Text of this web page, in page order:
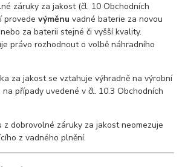
záruky za jakost (čl. 10 Obchodních
provedevýměnu vadné baterie za novou
za baterii stejné či vyšší kvality.
právo rozhodnout o volbě náhradního
za jakost se vztahuje výhradně na výrobní
případy uvedené v čl. 10.3 Obchodních
z dobrovolné záruky za jakost neomezuje
z vadného plnění.